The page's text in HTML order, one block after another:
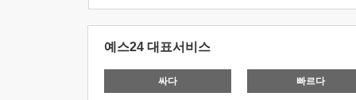
예스24 대표서비스
싸다 빠르다